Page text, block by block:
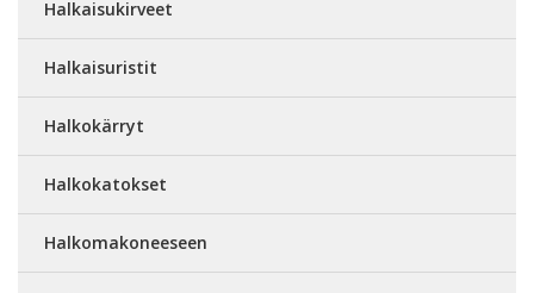
Halkaisukirveet
Halkaisuristit
Halkokärryt
Halkokatokset
Halkomakoneeseen